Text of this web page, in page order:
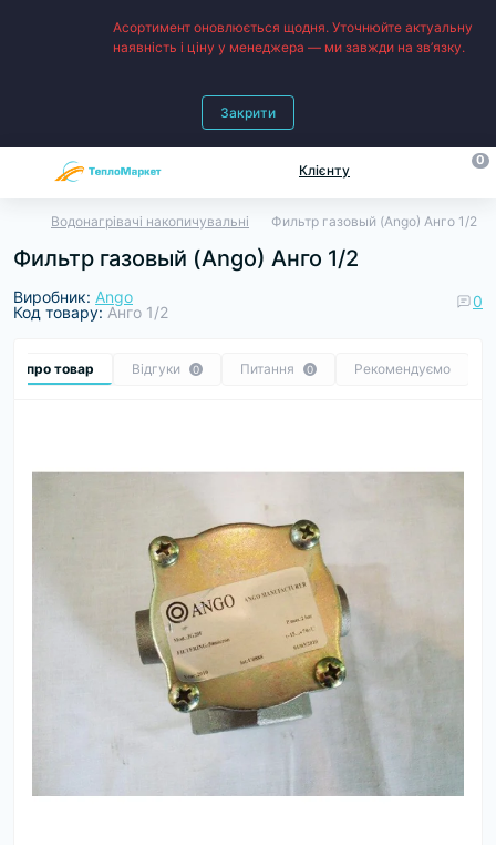
Асортимент оновлюється щодня. Уточнюйте актуальну
наявність і ціну у менеджера — ми завжди на зв’язку.
Закрити
Клієнту
0
Водонагрівачі накопичувальні Фильтр газовый (Ango) Анго 1/2
Фильтр газовый (Ango) Анго 1/2
Виробник: Ango
Код товару: Анго 1/2
0
Все про товар Відгуки 0 Питання 0 Рекомендуємо